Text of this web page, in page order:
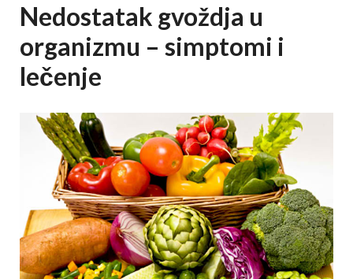
Nedostatak gvoždja u
organizmu – simptomi i
lečenje